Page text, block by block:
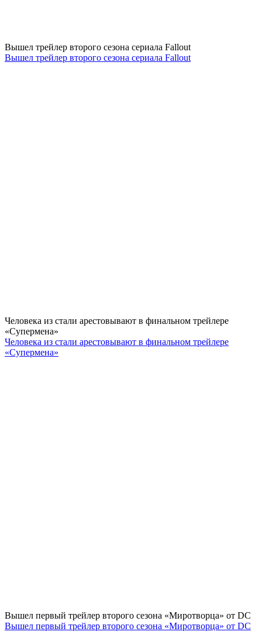
Вышел трейлер второго сезона сериала Fallout
Вышел трейлер второго сезона сериала Fallout
Человека из стали арестовывают в финальном трейлере
«Супермена»
Человека из стали арестовывают в финальном трейлере
«Супермена»
Вышел первый трейлер второго сезона «Миротворца» от DC
Вышел первый трейлер второго сезона «Миротворца» от DC